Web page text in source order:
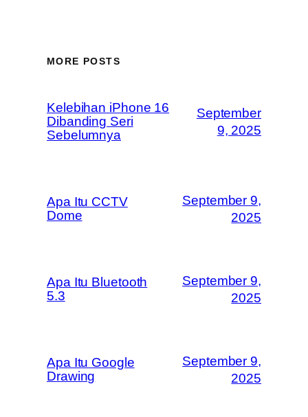
MORE POSTS
Kelebihan iPhone 16
Dibanding Seri
Sebelumnya
September
9, 2025
Apa Itu CCTV
Dome
September 9,
2025
Apa Itu Bluetooth
5.3
September 9,
2025
Apa Itu Google
Drawing
September 9,
2025